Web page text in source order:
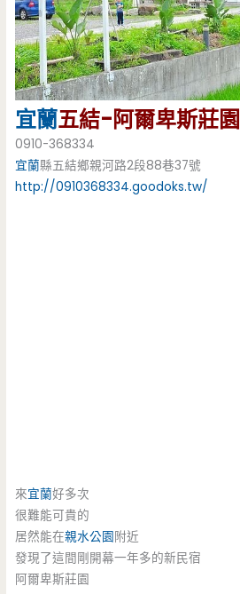
宜蘭五結-阿爾卑斯莊園
0910-368334
宜蘭縣五結鄉親河路2段88巷37號
http://0910368334.goodoks.tw/
來宜蘭好多次
很難能可貴的
居然能在親水公園附近
發現了這間剛開幕一年多的新民宿
阿爾卑斯莊園